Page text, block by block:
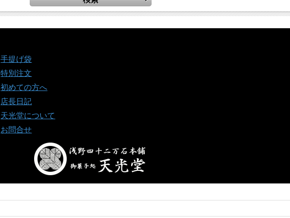
手提げ袋
特別注文
初めての方へ
店長日記
天光堂について
お問合せ